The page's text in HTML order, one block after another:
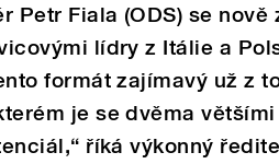
Petr Fiala (ODS) se
lídry z Itálie a
formát zajímavý už z
je se dvěma
říká výkonný